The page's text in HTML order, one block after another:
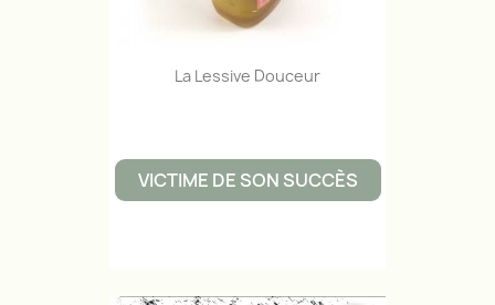
La Lessive Douceur
VICTIME DE SON SUCCÈS